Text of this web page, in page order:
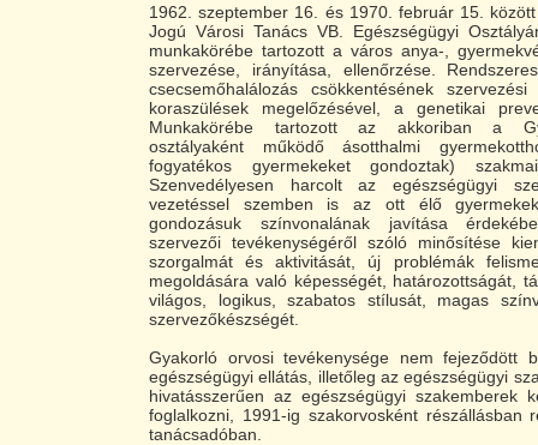
1962. szeptember 16. és 1970. február 15.
Jogú Városi Tanács VB. Egészségügyi
munkakörébe tartozott a város anya-,
szervezése, irányítása, ellenőrzése.
csecsemőhalálozás csökkentésének
koraszülések megelőzésével, a genetikai
Munkakörébe tartozott az akkoriban a
osztályaként működő ásotthalmi
fogyatékos gyermekeket gondoztak)
Szenvedélyesen harcolt az egészségügyi
vezetéssel szemben is az ott élő gyermekek
gondozásuk színvonalának javítása
szervezői tevékenységéről szóló minősítése
szorgalmát és aktivitását, új problémák
megoldására való képességét, határozottságát,
világos, logikus, szabatos stílusát, magas
szervezőkészségét.
Gyakorló orvosi tevékenysége nem fejeződött
egészségügyi ellátás, illetőleg az egészségügyi
hivatásszerűen az egészségügyi szakemberek
foglalkozni, 1991-ig szakorvosként részállásban
tanácsadóban.